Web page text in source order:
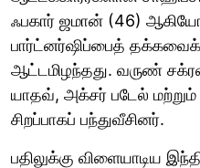
ஃபகார் ஜமான் (46)
பார்ட்னர்ஷிப்பைத்
ஆட்டமிழந்தது. வருண்
யாதவ், அக்சர் படேல் மற்றும்
சிறப்பாகப் பந்துவீசினர்.
பதிலுக்கு விளையாடிய